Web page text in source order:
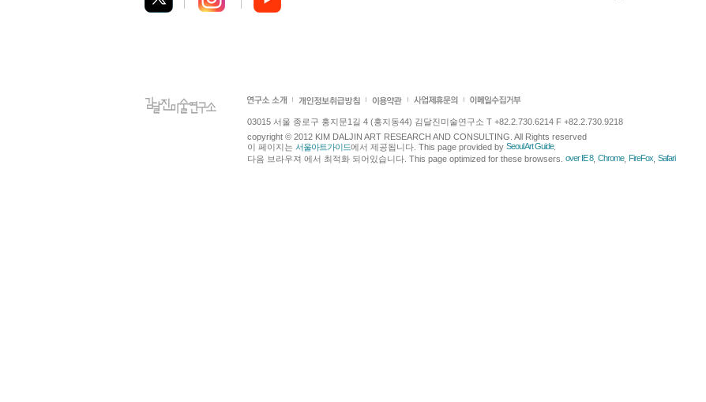
03015 서울 종로구 홍지문1길 4 (홍지동44) 김달진미술연구소 T +82.2.730.6214 F +82.2.730.9218
copyright © 2012 KIM DALJIN ART RESEARCH AND CONSULTING. All Rights reserved
이 페이지는 서울아트가이드에서 제공됩니다. This page provided by Seoul Art Guide.
다음 브라우져 에서 최적화 되어있습니다. This page optimized for these browsers. over IE 8, Chrome, FireFox Safari